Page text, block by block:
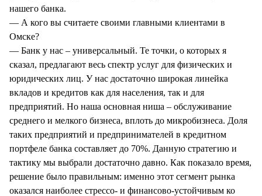
нашего банка.
— А кого вы считаете своими главными клиентами в
Омске?
— Банк у нас – универсальный. Те точки, о которых я
сказал, предлагают весь спектр услуг для физических и
юридических лиц. У нас достаточно широкая линейка
вкладов и кредитов как для населения, так и для
предприятий. Но наша основная ниша – обслуживание
среднего и мелкого бизнеса, вплоть до микробизнеса. Доля
таких предприятий и предпринимателей в кредитном
портфеле банка составляет до 70%. Данную стратегию и
тактику мы выбрали достаточно давно. Как показало время,
решение было правильным: именно этот сегмент рынка
оказался наиболее стрессо- и финансово-устойчивым ко